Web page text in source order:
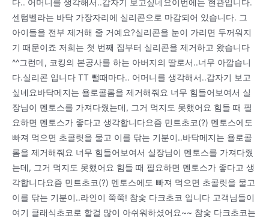
다.. 어머니를 생각해서..갑자기 보고싶네요이번에는 현관입니다.
센텀벨라는 바닥 가장자리에 실리콘으로 마감되어 있습니다. 그
아이들을 전부 제거해 줄 거예요?실리콘을 눈이 가리면 두꺼워지
기 때문이죠 저희는 첫 번째 집부터 실리콘을 제거하고 왔습니다
^^그런데, 코킹의 본공사를 하는 아버지의 딸로서..너무 아깝습니
다.실리콘 입니다 TT 뺄때마다.. 어머니를 생각해서..갑자기 보고
싶네요바닥메지는 욜로콜롬을 제거해줘요 너무 힘들어보여서 실
장님이 멘토스를 가져다줬는데, 그거 먹지도 못했어요 힘들 때 필
요하면 멘토스가 좋다고 생각합니다요즘 민트초코(?) 멘토스에도
빠져 먹으면 초콜릿을 물고 이를 닦는 기분이..바닥메지는 욜로콜
롬을 제거해줘요 너무 힘들어보여서 실장님이 멘토스를 가져다줬
는데, 그거 먹지도 못했어요 힘들 때 필요하면 멘토스가 좋다고 생
각합니다요즘 민트초코(?) 멘토스에도 빠져 먹으면 초콜릿을 물고
이를 닦는 기분이..라인이 쭉쭉! 참숯 다크초코 입니다 고객님들이
여기 클래식초코로 할걸 많이 아쉬워하셨어요~~ 참숯 다크초코는